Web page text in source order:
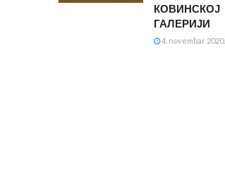
КОВИНСКОЈ
ГАЛЕРИЈИ
4. novembar 2020.